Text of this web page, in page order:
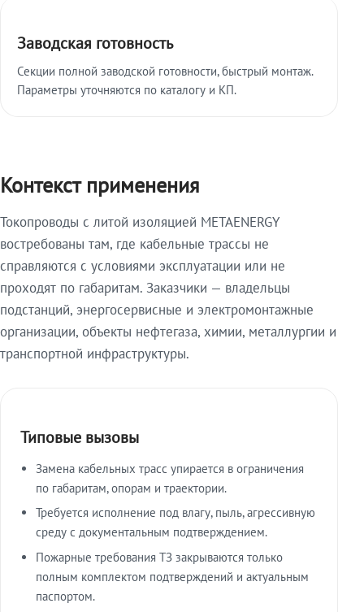
Заводская готовность
Секции полной заводской готовности, быстрый монтаж.
Параметры уточняются по каталогу и КП.
Контекст применения
Токопроводы с литой изоляцией METAENERGY
востребованы там, где кабельные трассы не
справляются с условиями эксплуатации или не
проходят по габаритам. Заказчики — владельцы
подстанций, энергосервисные и электромонтажные
организации, объекты нефтегаза, химии, металлургии и
транспортной инфраструктуры.
Типовые вызовы
Замена кабельных трасс упирается в ограничения
по габаритам, опорам и траектории.
Требуется исполнение под влагу, пыль, агрессивную
среду с документальным подтверждением.
Пожарные требования ТЗ закрываются только
полным комплектом подтверждений и актуальным
паспортом.